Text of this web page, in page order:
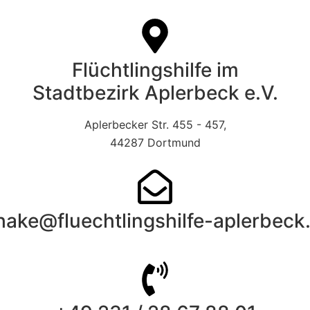
Flüchtlingshilfe im
Stadtbezirk Aplerbeck e.V.
Aplerbecker Str. 455 - 457,
44287 Dortmund